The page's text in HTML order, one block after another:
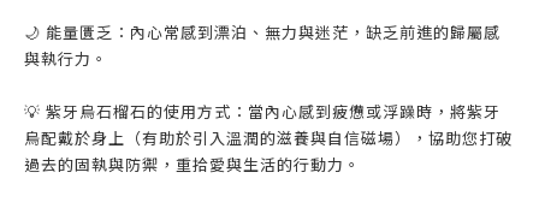
🌙 能量匱乏：內心常感到漂泊、無力與迷茫，缺乏前進的歸屬感
與執行力。
💡 紫牙烏石榴石的使用方式：當內心感到疲憊或浮躁時，將紫牙
烏配戴於身上（有助於引入溫潤的滋養與自信磁場），協助您打破
過去的固執與防禦，重拾愛與生活的行動力。